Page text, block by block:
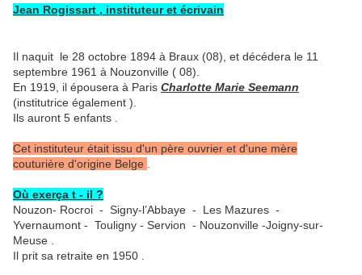
Jean Rogissart , instituteur et écrivain
Il naquit le 28 octobre 1894 à Braux (08), et décédera le 11
septembre 1961 à Nouzonville ( 08).
En 1919, il épousera à Paris Charlotte Marie Seemann
(institutrice également ).
Ils auront 5 enfants .
Cet instituteur était issu d'un père ouvrier et d'une mère
couturière d'origine Belge
Où exerça t - il ?
Nouzon- Rocroi - Signy-l’Abbaye - Les Mazures -
Yvernaumont - Touligny - Servion - Nouzonville -Joigny-sur-
Meuse .
Il prit sa retraite en 1950 .